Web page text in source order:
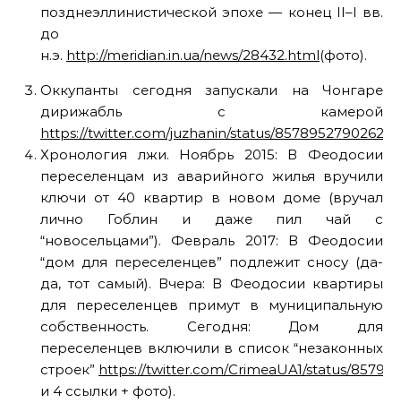
позднеэллинистической эпохе — конец II–I вв.
до
н.э. http://meridian.in.ua/news/28432.html(фото).
Оккупанты сегодня запускали на Чонгаре
дирижабль с камерой
https://twitter.com/juzhanin/status/
Хронология лжи. Ноябрь 2015: В Феодосии
переселенцам из аварийного жилья вручили
ключи от 40 квартир в новом доме (вручал
лично Гоблин и даже пил чай с
“новосельцами”). Февраль 2017: В Феодосии
“дом для переселенцев” подлежит сносу (да-
да, тот самый). Вчера: В Феодосии квартиры
для переселенцев примут в муниципальную
собственность. Сегодня: Дом для
переселенцев включили в список “незаконных
строек” https://twitter.com/CrimeaUA1/status/
и 4 ссылки + фото).